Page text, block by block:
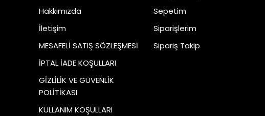
Hakkımızda
İletişim
MESAFELİ SATIŞ SÖZLEŞMESİ
İPTAL İADE KOŞULLARI
GİZLİLİK VE GÜVENLİK
POLİTİKASI
KULLANIM KOŞULLARI
Sepetim
Siparişlerim
Sipariş Takip